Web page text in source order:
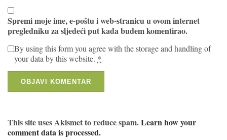
Spremi moje ime, e-poštu i web-stranicu u ovom internet
pregledniku za sljedeći put kada budem komentirao.
By using this form you agree with the storage and handling of
your data by this website. *
This site uses Akismet to reduce spam.Learn how your
comment data is processed.